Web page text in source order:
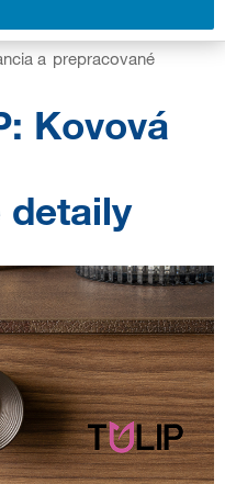
a prepracované
Kovová
detaily